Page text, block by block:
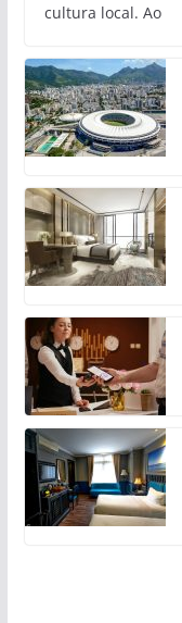
cultura local. Ao